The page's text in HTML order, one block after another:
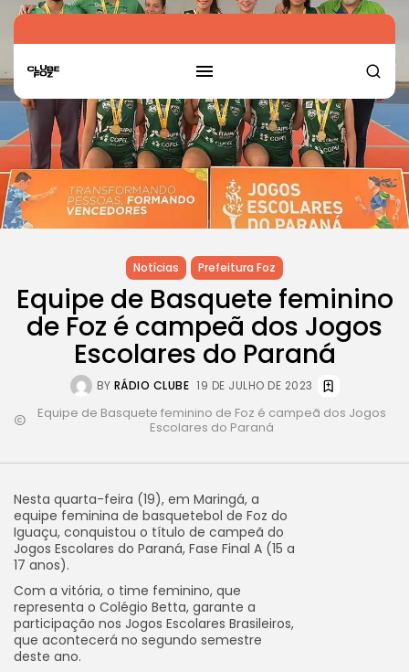
Notícias Prefeitura Foz
Equipe de Basquete feminino
de Foz é campeã dos Jogos
Escolares do Paraná
BY RÁDIO CLUBE 19 DE JULHO DE 2023
Equipe de Basquete feminino de Foz é campeã dos Jogos
Escolares do Paraná
Nesta quarta-feira (19), em Maringá, a
equipe feminina de basquetebol de Foz do
Iguaçu, conquistou o título de campeã do
Jogos Escolares do Paraná, Fase Final A (15 a
17 anos).
Com a vitória, o time feminino, que
representa o Colégio Betta, garante a
participação nos Jogos Escolares Brasileiros,
que acontecerá no segundo semestre
deste ano.